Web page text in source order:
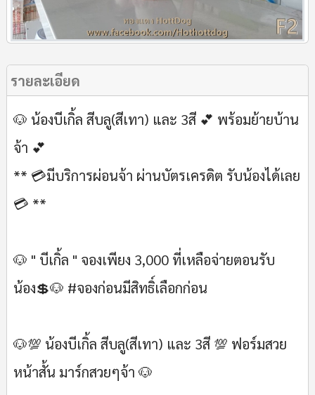
รายละเอียด
🐶 น้องบีเกิ้ล สีบลู(สีเทา) และ 3สี 💕 พร้อมย้ายบ้าน
จ้า 💕
** 💳มีบริการผ่อนจ้า ผ่านบัตรเครดิต รับน้องได้เลย
💳 **
🐶 " บีเกิ้ล " จองเพียง 3,000 ที่เหลือจ่ายตอนรับ
น้อง💲🐶 #จองก่อนมีสิทธิ์เลือกก่อน
🐶💯 น้องบีเกิ้ล สีบลู(สีเทา) และ 3สี 💯 ฟอร์มสวย
หน้าสั้น มาร์กสวยๆจ้า 🐶